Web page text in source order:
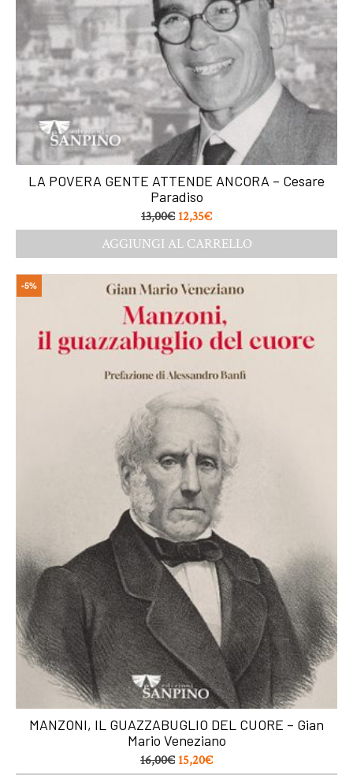
LA POVERA GENTE ATTENDE ANCORA – Cesare
Paradiso
13,00€ 12,35€
AGGIUNGI AL CARRELLO
-5%
MANZONI, IL GUAZZABUGLIO DEL CUORE – Gian
Mario Veneziano
16,00€ 15,20€